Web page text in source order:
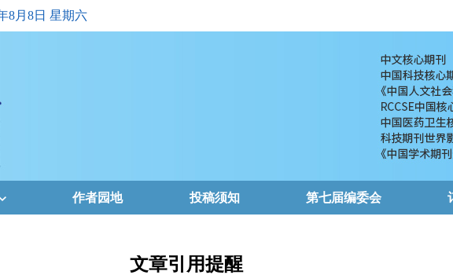
8月8日 星期六
作者园地 投稿须知 第七届编委会
文章引用提醒